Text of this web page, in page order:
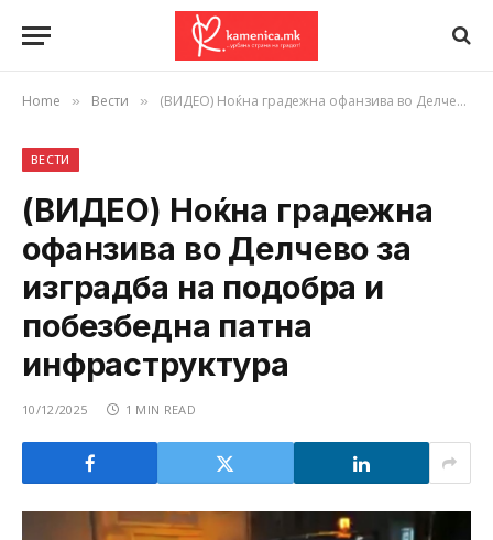
Home » Вести » (ВИДЕО) Ноќна градежна офанзива во Делчево за изградба на подобра и побезбедна патна инфраструктура
ВЕСТИ
(ВИДЕО) Ноќна градежна
офанзива во Делчево за
изградба на подобра и
побезбедна патна
инфраструктура
10/12/2025 1 MIN READ